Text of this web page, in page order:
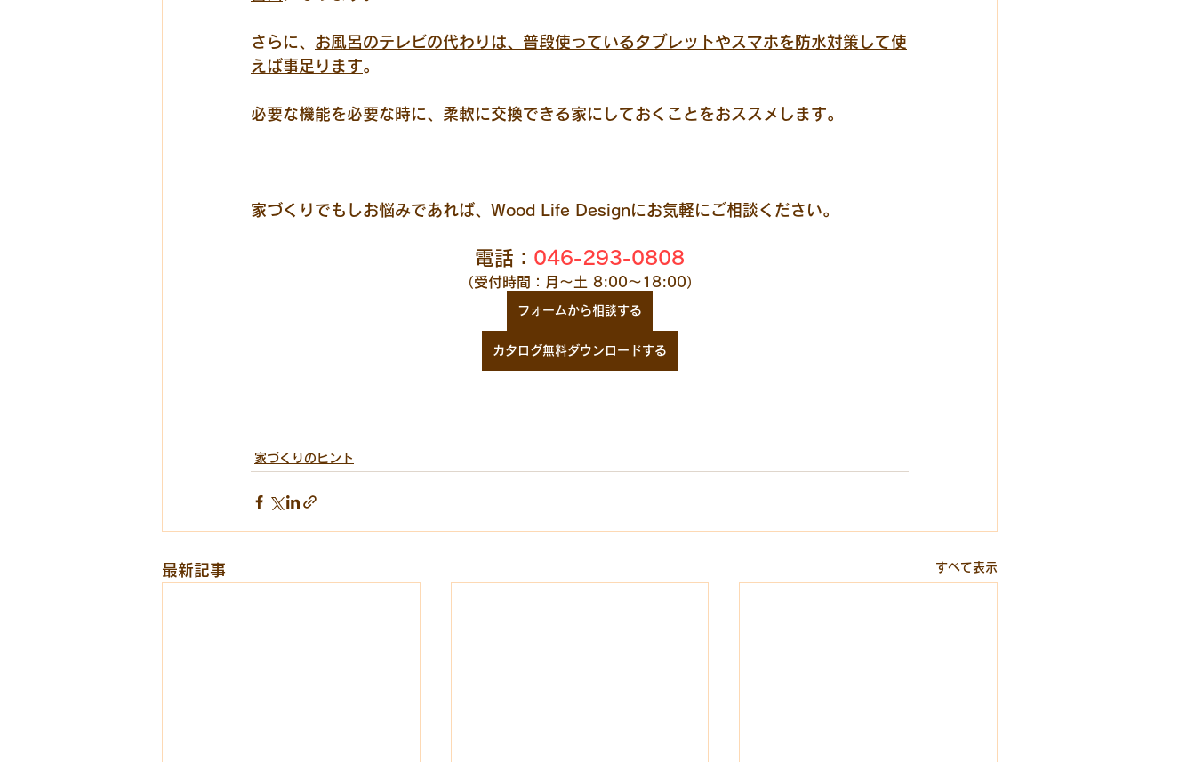
さらに、 お風呂のテレビの代わりは、普段使っているタブレットやスマホを防水対策して使
えば事足ります。
必要な機能を必要な時に、柔軟に交換できる家にしておくことをおススメします。
家づくりでもしお悩みであれば、Wood Life Designにお気軽にご相談ください。
電話： 046-293-0808
（受付時間：月～土 8:00～18:00）
フォームから相談する
カタログ無料ダウンロードする
家づくりのヒント
最新記事 すべて表示